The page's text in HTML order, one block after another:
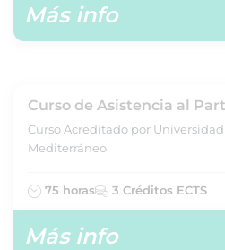
Más info
Curso de Asistencia al
Curso Acreditado por
Mediterráneo
75 horas 3 Créditos ECTS
Más info